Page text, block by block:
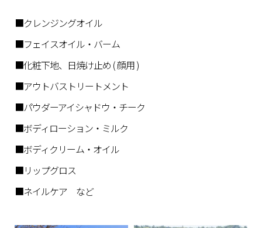
■クレンジングオイル
■フェイスオイル・バーム
■化粧下地、日焼け止め ( 顔用 )
■アウトバストリートメント
■パウダーアイシャドウ・チーク
■ボディローション・ミルク
■ボディクリーム・オイル
■リップグロス
■ネイルケア など